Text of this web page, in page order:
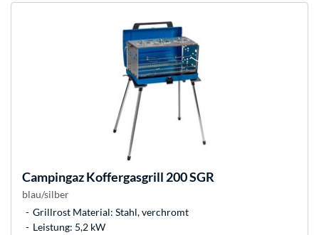
CampingazKoffergasgrill 200 SGR
blau/silber
Grillrost Material: Stahl, verchromt
Leistung: 5,2 kW